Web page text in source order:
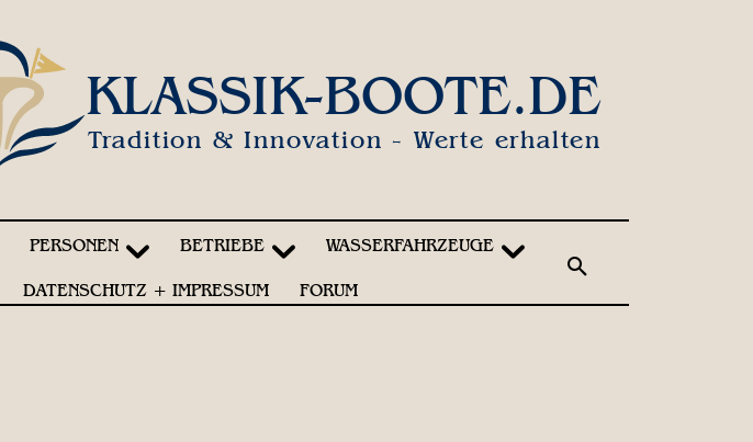
KLASSIK-BOOTE.DE
Tradition & Innovation - Werte erhalten
PERSONEN BETRIEBE WASSERFAHRZEUGE
DATENSCHUTZ + IMPRESSUM FORUM